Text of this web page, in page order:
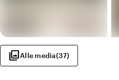
photo_libraryAlle media(37)